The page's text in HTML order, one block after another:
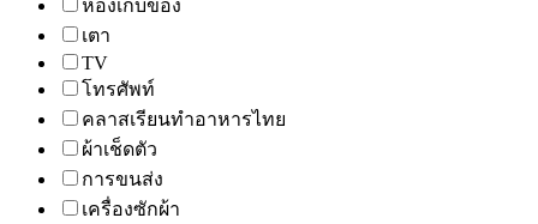
ห้องเก็บของ
เตา
TV
โทรศัพท์
คลาสเรียนทำอาหารไทย
ผ้าเช็ดตัว
การขนส่ง
เครื่องซักผ้า